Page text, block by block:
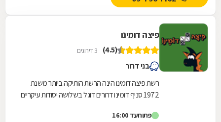
פיצה דומינו
(4.5) 3 דירוגים
בני דרור
רשת פיצה דומינו הינה הרשת הותיקה ביותר משנת
1972 סניף דומינו דרורים דוגל בשלושה יסודות עיקריים
פתוחעד 16:00